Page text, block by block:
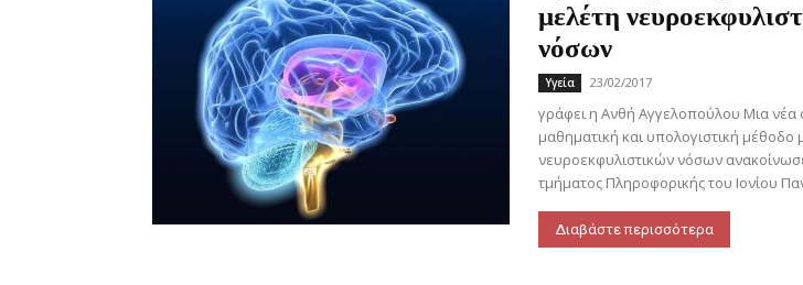
μελέτη
νόσων
Υγεία 23/02/2017
γράφει η Ανθή Αγγελοπούλου Μια
μαθηματική και υπολογιστική μέθοδο
νευροεκφυλιστικών νόσων
τμήματος Πληροφορικής του Ιονίου
Διαβάστε περισσότερα